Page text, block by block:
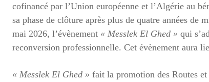
cofinancé par l’Union européenne et l’Algérie au
sa phase de clôture après plus de quatre années
mai 2026, l’évènement « Messlek El Ghed » qui
reconversion professionnelle. Cet évènement aura
« Messlek El Ghed » fait la promotion des Routes